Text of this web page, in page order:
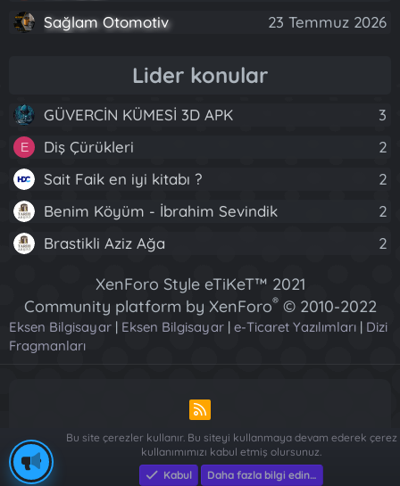
Sağlam Otomotiv
23 Temmuz 2026
Lider konular
GÜVERCİN KÜMESİ 3D APK 3
E Diş Çürükleri
2
Sait Faik en iyi kitabı ?
2
Benim Köyüm - İbrahim Sevindik
2
Brastikli Aziz Ağa
2
XenForo Style eTiKeT™ 2021
Community platform by XenForo® © 2010-2022
XenForo Ltd.
[XGT] Forum statistics system
Eksen Bilgisayar | Eksen Bilgisayar | e-Ticaret Yazılımları | Dizi
Fragmanları
R
S
Piese Auto Dacia Arges-Piese Auto Dacia Arges-Renault ve
Dacia Yedek Parça - Sağlam Otomotiv
Bu site çerezler kullanır. Bu siteyi kullanmaya devam ederek çerez
kullanımımızı kabul etmiş olursunuz.
Kabul
Daha fazla bilgi edin…